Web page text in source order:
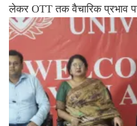
लेकर OTT तक वैचारिक प्रभाव